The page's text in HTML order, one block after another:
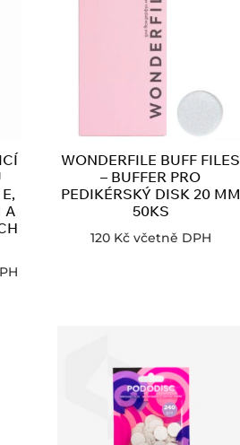
A
WONDERFILE BUFF FILES
– BUFFER PRO
PEDIKÉRSKÝ DISK 20 MM
50KS
120 Kč včetně DPH